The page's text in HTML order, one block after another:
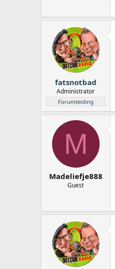
fatsnotbad
Administrator
Forumleiding
M
Madeliefje888
Guest